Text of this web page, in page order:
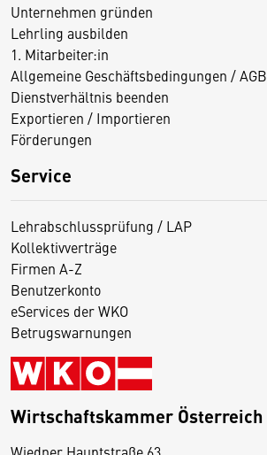
Unternehmen gründen
Lehrling ausbilden
1. Mitarbeiter:in
Allgemeine Geschäftsbedingungen / AGB
Dienstverhältnis beenden
Exportieren / Importieren
Förderungen
Service
Lehrabschlussprüfung / LAP
Kollektivverträge
Firmen A-Z
Benutzerkonto
eServices der WKO
Betrugswarnungen
Wirtschaftskammer Österreich